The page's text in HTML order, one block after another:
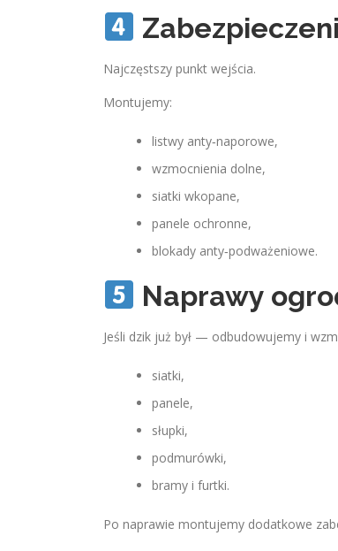
Najczęstszy punkt wejścia.
Montujemy:
listwy anty‑naporowe,
wzmocnienia dolne,
siatki wkopane,
panele ochronne,
blokady anty‑podważeniowe.
Naprawy
Jeśli dzik już był — odbudowujemy i
siatki,
panele,
słupki,
podmurówki,
bramy i furtki.
Po naprawie montujemy dodatkowe